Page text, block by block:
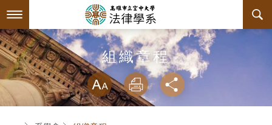
到
要
內
容
最新消息
系所簡介
系主任介紹
師資陣容
組織章程
放大
列印